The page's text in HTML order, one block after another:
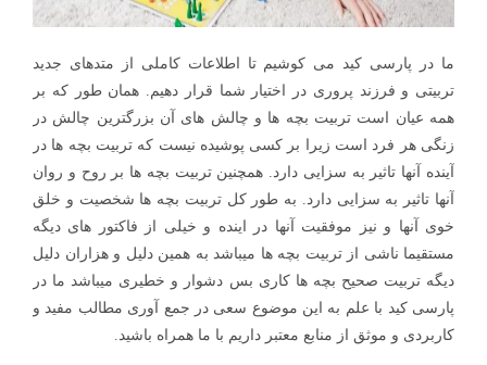
ما در پارسی کید می کوشیم تا اطلاعات کاملی از متدهای جدید
تربیتی و فرزند پروری در اختیار شما قرار دهیم. همان طور که بر
همه عیان است تربیت بچه ها و چالش های آن بزرگترین چالش در
زنگی هر فرد است زیرا بر کسی پوشیده نیست که تربیت بچه ها در
آینده آنها تاثیر به سزایی دارد. همچنین تربیت بچه ها بر روح و روان
آنها تاثیر به سزایی دارد. به طور کل تربیت بچه ها شخصیت و خلق
خوی آنها و نیز موفقیت آنها در اینده و خیلی از فاکتور های دیگه
مستقیما ناشی از تربیت بچه ها میباشد به همین دلیل و هزاران دلیل
دیگه تربیت صحیح بچه ها کاری بس دشوار و خطیری میباشد ما در
پارسی کید با علم به این موضوع سعی در جمع آوری مطالب مفید و
کاربردی و موثق از منابع معتبر داریم با ما همراه باشید.